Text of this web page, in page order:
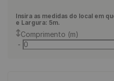
Insira as medidas do local em
e Largura: 5m.
Comprimento (m)
-